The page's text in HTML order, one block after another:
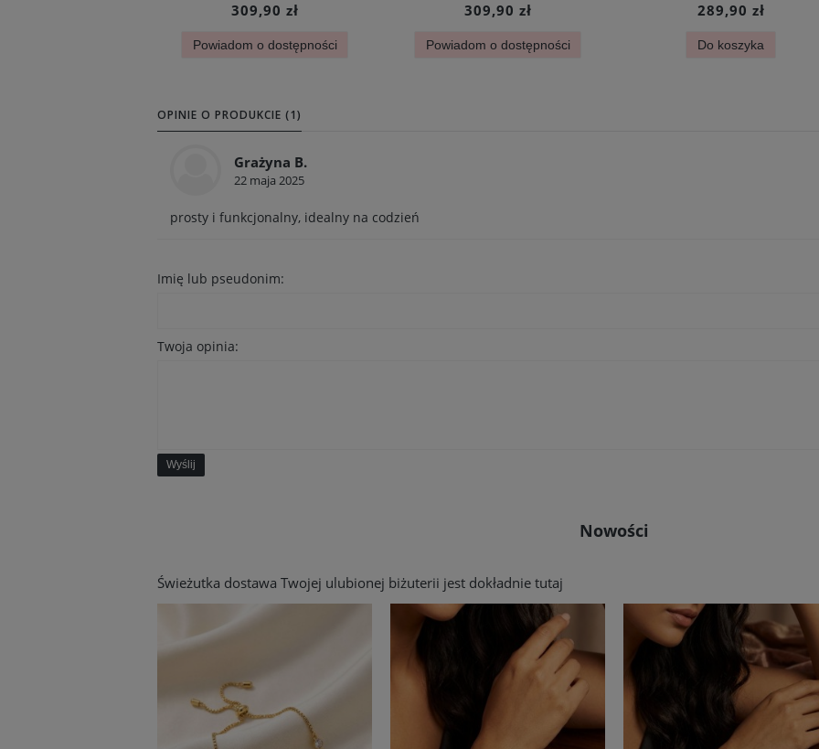
309,90 zł
Powiadom o dostępności
309,90 zł
Powiadom o dostępności
289,90 zł
Do koszyka
OPINIE O PRODUKCIE (1)
Grażyna B.
22 maja 2025
prosty i funkcjonalny, idealny na codzień
Imię lub pseudonim:
Twoja opinia:
Wyślij
Nowości
Świeżutka dostawa Twojej ulubionej biżuterii jest dokładnie tutaj